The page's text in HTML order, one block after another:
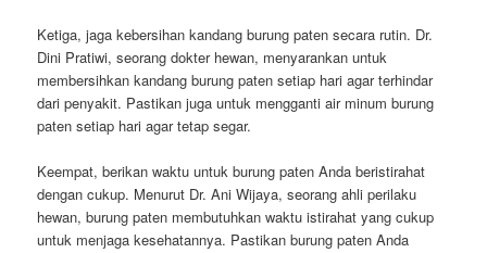
Ketiga, jaga kebersihan kandang burung paten secara rutin. Dr.
Dini Pratiwi, seorang dokter hewan, menyarankan untuk
membersihkan kandang burung paten setiap hari agar terhindar
dari penyakit. Pastikan juga untuk mengganti air minum burung
paten setiap hari agar tetap segar.
Keempat, berikan waktu untuk burung paten Anda beristirahat
dengan cukup. Menurut Dr. Ani Wijaya, seorang ahli perilaku
hewan, burung paten membutuhkan waktu istirahat yang cukup
untuk menjaga kesehatannya. Pastikan burung paten Anda